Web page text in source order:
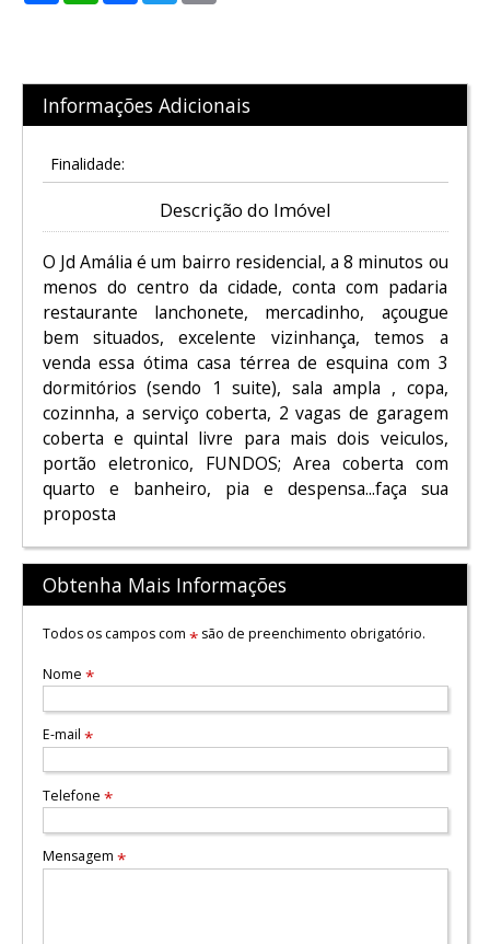
Informações Adicionais
Finalidade:
Descrição do Imóvel
O Jd Amália é um bairro residencial, a 8 minutos ou
menos do centro da cidade, conta com padaria
restaurante lanchonete, mercadinho, açougue
bem situados, excelente vizinhança, temos a
venda essa ótima casa térrea de esquina com 3
dormitórios (sendo 1 suite), sala ampla , copa,
cozinnha, a serviço coberta, 2 vagas de garagem
coberta e quintal livre para mais dois veiculos,
portão eletronico, FUNDOS; Area coberta com
quarto e banheiro, pia e despensa...faça sua
proposta
Obtenha Mais Informações
Todos os campos com *são de preenchimento obrigatório.
Nome *
E-mail *
Telefone *
Mensagem *